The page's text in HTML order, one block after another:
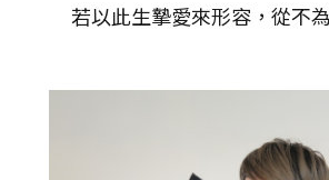
若以此生摯愛來形容，從不